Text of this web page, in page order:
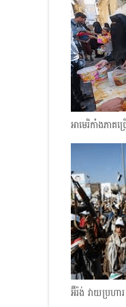
អាមេរិកាំងភា
អ៊ីរ៉ង់ វាយប្រហ